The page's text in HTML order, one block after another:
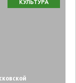
КУЛЬТУРА